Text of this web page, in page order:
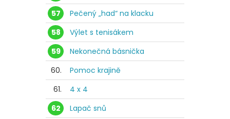
57
Pečený „had“ na klacku
58
Výlet s tenisákem
59
Nekonečná básnička
60.
Pomoc krajině
61.
4 x 4
62
Lapač snů